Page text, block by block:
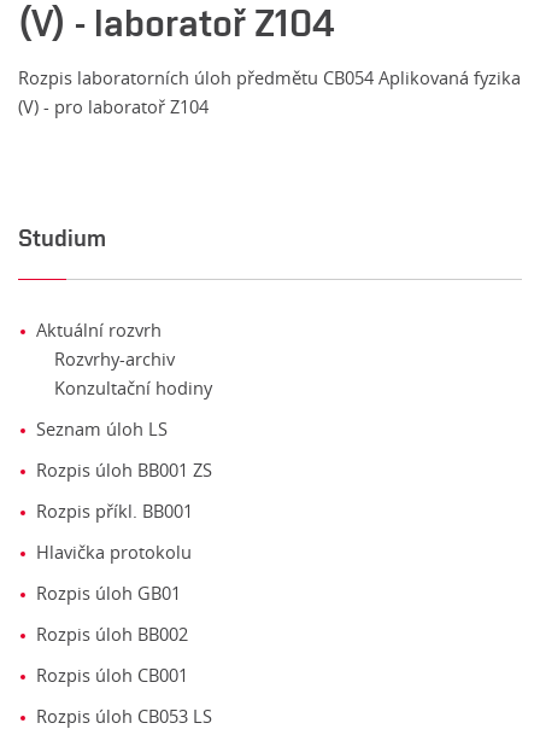
(V) - laboratoř Z104
Rozpis laboratorních úloh předmětu CB054 Aplikovaná fyzika
(V) - pro laboratoř Z104
Studium
Aktuální rozvrh
Rozvrhy-archiv
Konzultační hodiny
Seznam úloh LS
Rozpis úloh BB001 ZS
Rozpis příkl. BB001
Hlavička protokolu
Rozpis úloh GB01
Rozpis úloh BB002
Rozpis úloh CB001
Rozpis úloh CB053 LS